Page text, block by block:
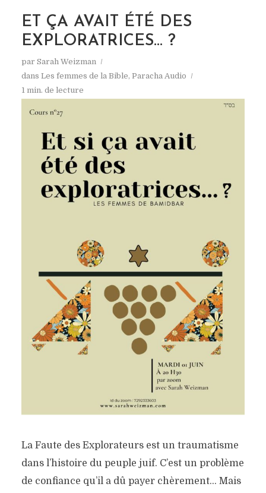
ET ÇA AVAIT ÉTÉ DES
EXPLORATRICES… ?
par Sarah Weizman
dans Les femmes de la Bible, Paracha Audio
1 min. de lecture
La Faute des Explorateurs est un traumatisme
dans l’histoire du peuple juif. C’est un problème
de confiance qu’il a dû payer chèrement… Mais